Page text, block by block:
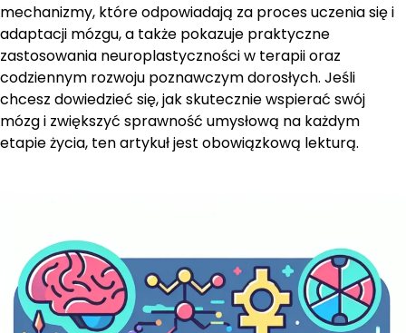
mechanizmy, które odpowiadają za proces uczenia się i
adaptacji mózgu, a także pokazuje praktyczne
zastosowania neuroplastyczności w terapii oraz
codziennym rozwoju poznawczym dorosłych. Jeśli
chcesz dowiedzieć się, jak skutecznie wspierać swój
mózg i zwiększyć sprawność umysłową na każdym
etapie życia, ten artykuł jest obowiązkową lekturą.